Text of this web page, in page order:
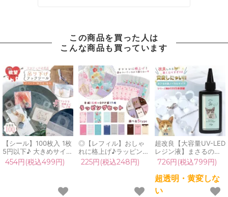
この商品を買った人は
こんな商品も買っています
【シール】100枚入 1枚
5円以下♪ 大きめサイズ
のファイリングシール
吊り下げフックシール
吊り具 シール付 ワンタ
454円(税込499円)
◎【レフィル】おしゃ
れに格上げ♪ラッピング
セット15個 作品台紙
OPP袋 プチギフト プレ
ジン GreenOceanオリ
225円(税込248円)
超改良【大容量UV-LED
レジン液】まさるの涙
ver.03 超透明 70g 初心
者 作家 コーティング
ハード 黄変しない 高品
質 クリア 猫 UVレジン
液 安い おすすめ
726円(税込799円)
超透明・黄変しな
い